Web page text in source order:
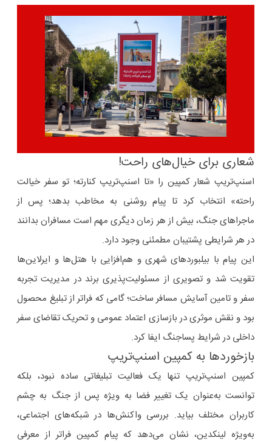
شعاری برای خیال‌های راحت!
اسنپ‌تریپ شعار کمپین را «تا اسنپ‌تریپ کنارته؛ تو سفر خیالت
راحته» انتخاب کرد تا پیام روشنی به مخاطب بدهد؛ پس از
ماجراهای جنگ، بیش از هر زمان دیگری مهم است مسافران بدانند
در هر شرایطی پشتیبان مطمئنی وجود دارد.
این پیام با بیلبوردهای شهری و هم‌افزایی با هتل‌ها و ایرلاین‌ها
تقویت شد و تصویری از مسئولیت‌پذیری برند در مدیریت تجربه
سفر و تامین آسایش مسافر ساخت؛ گامی که فراتر از تبلیغ محصول
بود و نقش موثری در بازسازی اعتماد عمومی و تحریک تقاضای سفر
داخلی در شرایط پساجنگ ایفا کرد.
بازخوردها به کمپین اسنپ‌تریپ
کمپین اسنپ‌تریپ تنها یک فعالیت تبلیغاتی ساده نبود، بلکه
توانست به‌عنوان یک تغییر فضا به ویژه پس از جنگ به چشم
کاربران مختلف بیاید. بررسی واکنش‌ها در شبکه‌های اجتماعی،
به‌ویژه لینکدین، نشان می‌دهد که پیام کمپین فراتر از معرفی